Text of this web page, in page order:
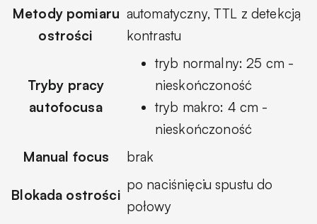
Metody pomiaru
ostrości
automatyczny, TTL z detekcją
kontrastu
Tryby pracy
autofocusa
tryb normalny: 25 cm -
nieskończoność
tryb makro: 4 cm -
nieskończoność
Manual focus
brak
Blokada ostrości
po naciśnięciu spustu do
połowy